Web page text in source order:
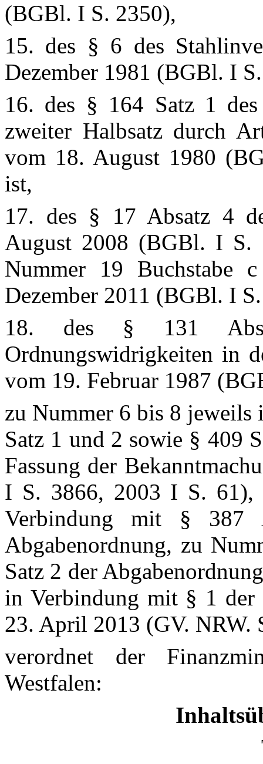
(BGBl. I S. 2350),
15. des § 6 des
Dezember 1981 (BGBl. I
16. des § 164 Satz 1 des
zweiter Halbsatz durch
vom 18. August 1980
ist,
17. des § 17 Absatz 4
August 2008 (BGBl. I S.
Nummer 19 Buchstabe
Dezember 2011 (BGBl. I
18. des § 131
Ordnungswidrigkeiten in
vom 19. Februar 1987
zu Nummer 6 bis 8
Satz 1 und 2 sowie § 409
Fassung der
I S. 3866, 2003 I S.
Verbindung mit §
Abgabenordnung, zu
Satz 2 der
in Verbindung mit § 1 der
23. April 2013 (GV. NRW.
verordnet der
Westfalen: